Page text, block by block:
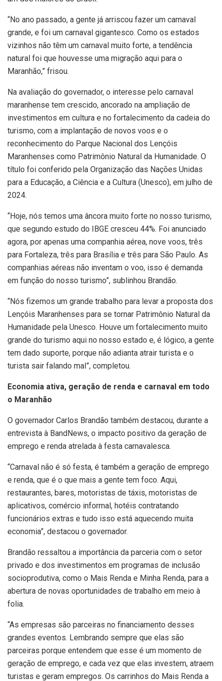
“No ano passado, a gente já arriscou fazer um carnaval
grande, e foi um carnaval gigantesco. Como os estados
vizinhos não têm um carnaval muito forte, a tendência
natural foi que houvesse uma migração aqui para o
Maranhão,” frisou.
Na avaliação do governador, o interesse pelo carnaval
maranhense tem crescido, ancorado na ampliação de
investimentos em cultura e no fortalecimento da cadeia do
turismo, com a implantação de novos voos e o
reconhecimento do Parque Nacional dos Lençóis
Maranhenses como Patrimônio Natural da Humanidade. O
título foi conferido pela Organização das Nações Unidas
para a Educação, a Ciência e a Cultura (Unesco), em julho de
2024.
“Hoje, nós temos uma âncora muito forte no nosso turismo,
que segundo estudo do IBGE cresceu 44%. Foi anunciado
agora, por apenas uma companhia aérea, nove voos, três
para Fortaleza, três para Brasília e três para São Paulo. As
companhias aéreas não inventam o voo, isso é demanda
em função do nosso turismo”, sublinhou Brandão.
“Nós fizemos um grande trabalho para levar a proposta dos
Lençóis Maranhenses para se tornar Patrimônio Natural da
Humanidade pela Unesco. Houve um fortalecimento muito
grande do turismo aqui no nosso estado e, é lógico, a gente
tem dado suporte, porque não adianta atrair turista e o
turista sair falando mal”, completou.
Economia ativa, geração de renda e carnaval em todo
o Maranhão
O governador Carlos Brandão também destacou, durante a
entrevista à BandNews, o impacto positivo da geração de
emprego e renda atrelada à festa carnavalesca.
“Carnaval não é só festa, é também a geração de emprego
e renda, que é o que mais a gente tem foco. Aqui,
restaurantes, bares, motoristas de táxis, motoristas de
aplicativos, comércio informal, hotéis contratando
funcionários extras e tudo isso está aquecendo muita
economia”, destacou o governador.
Brandão ressaltou a importância da parceria com o setor
privado e dos investimentos em programas de inclusão
socioprodutiva, como o Mais Renda e Minha Renda, para a
abertura de novas oportunidades de trabalho em meio à
folia.
“As empresas são parceiras no financiamento desses
grandes eventos. Lembrando sempre que elas são
parceiras porque entendem que esse é um momento de
geração de emprego, e cada vez que elas investem, atraem
turistas e geram empregos. Os carrinhos do Mais Renda a